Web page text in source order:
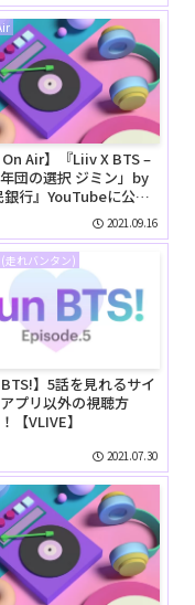
On Air】『Liiv X BTS –
団の選択 ジミン」by
銀行』YouTubeに公開
2021.09.16
走れバンタン)
BTS!】5話を見れるサイ
プリ以外の視聴方
【VLIVE】
2021.07.30